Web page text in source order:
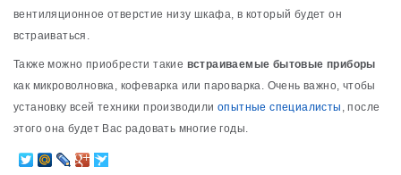
вентиляционное отверстие низу шкафа, в который будет он
встраиваться.
Также можно приобрести такие встраиваемые бытовые приборы
как микроволновка, кофеварка или пароварка. Очень важно, чтобы
установку всей техники производили опытные специалисты , после
этого она будет Вас радовать многие годы.